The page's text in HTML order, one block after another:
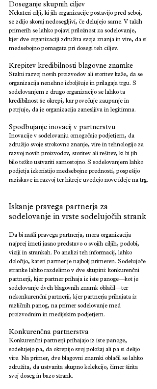
Doseganje skupnih ciljev
Nekateri cilji, ki jih organizacije postavijo pred seboj,
se zdijo skoraj nedosegljivi, če delujejo same. V takih
primerih se lahko pojavi priložnost za sodelovanje,
kjer dve organizaciji združita svoja znanja in vire, da si
medsebojno pomagata pri dosegi teh ciljev.
Krepitev kredibilnosti blagovne znamke
Stalni razvoj novih proizvodov ali storitev kaže, da se
organizacija nenehno izboljšuje in prilagaja trgu. S
sodelovanjem z drugo organizacijo se lahko ta
kredibilnost še okrepi, kar povečuje zaupanje in
potrjuje, da je organizacija zanesljiva in legitimna.
Spodbujanje inovacij v partnerstvu
Inovacije v sodelovanju omogočajo podjetjem, da
združijo svoje strokovno znanje, vire in tehnologijo za
razvoj novih proizvodov, storitev ali rešitev, ki bi jih
bilo težko ustvariti samostojno. S sodelovanjem lahko
podjetja izkoristijo medsebojne prednosti, pospešijo
raziskave in razvoj ter hitreje uvedejo nove ideje na trg.
Iskanje pravega partnerja za
sodelovanje in vrste sodelujočih strank
Da bi našli pravega partnerja, mora organizacija
najprej imeti jasno predstavo o svojih ciljih, podobi,
viziji in strankah. Po analizi teh informacij, lahko
določijo, kateri partner je najbolj primeren. Sodelujoče
stranke lahko razdelimo v dve skupini: konkurenčni
partnerji, kjer partner prihaja iz iste panoge—kot je
sodelovanje dveh blagovnih znamk oblačil—ter
nekonkurenčni partnerji, kjer partnerja prihajata iz
različnih panog, na primer sodelovanje med
proizvodnim in medijskim podjetjem.
Konkurenčna partnerstva
Konkurenčni partnerji prihajajo iz iste panoge,
sodelujejo pa, da okrepijo svoj položaj ali pa si delijo
vire. Na primer, dve blagovni znamki oblačil se lahko
združita, da ustvarita skupno kolekcijo, čimer širita
svoj doseg in bazo strank.